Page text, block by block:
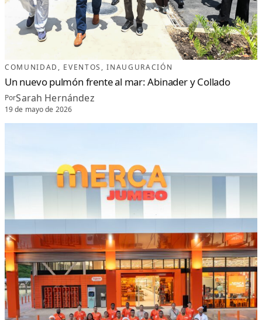
COMUNIDAD , EVENTOS , INAUGURACIÓN
Un nuevo pulmón frente al mar: Abinader y Collado
PorSarah Hernández
19 de mayo de 2026